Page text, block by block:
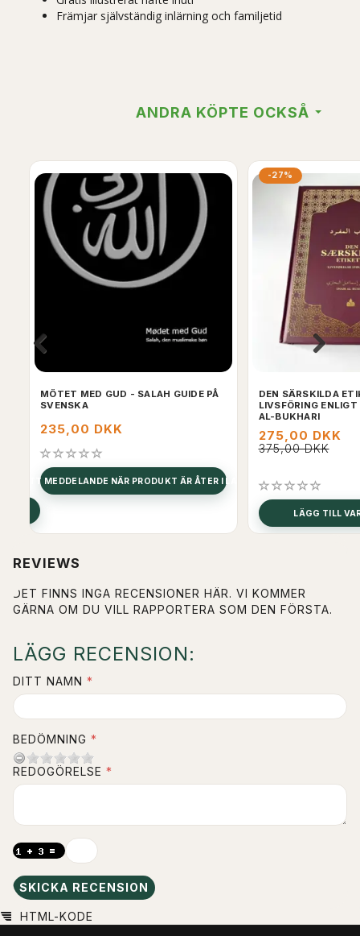
Främjar självständig inlärning och familjetid
ANDRA KÖPTE OCKSÅ
MÖTET MED GUD - SALAH GUIDE PÅ
SVENSKA
235,00 DKK
FÅ ETT MEDDELANDE NÄR PRODUKT ÄR ÅTER I LAGER
-27%
DEN SÄRSKILDA
LIVSFÖRING
AL-BUKHARI
275,00 DKK
375,00 DKK
LÄGG TILL
REVIEWS
DET FINNS INGA RECENSIONER HÄR. VI KOMMER
GÄRNA OM DU VILL RAPPORTERA SOM DEN FÖRSTA.
LÄGG RECENSION:
DITT NAMN
BEDÖMNING
REDOGÖRELSE
SKICKA RECENSION
HTML-KODE